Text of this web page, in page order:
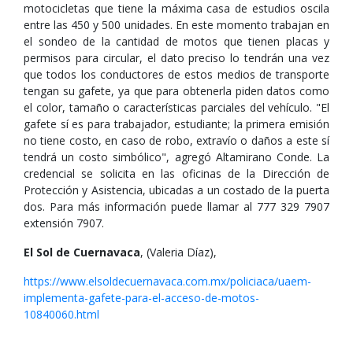
motocicletas que tiene la máxima casa de estudios oscila
entre las 450 y 500 unidades. En este momento trabajan en
el sondeo de la cantidad de motos que tienen placas y
permisos para circular, el dato preciso lo tendrán una vez
que todos los conductores de estos medios de transporte
tengan su gafete, ya que para obtenerla piden datos como
el color, tamaño o características parciales del vehículo. "El
gafete sí es para trabajador, estudiante; la primera emisión
no tiene costo, en caso de robo, extravío o daños a este sí
tendrá un costo simbólico", agregó Altamirano Conde. La
credencial se solicita en las oficinas de la Dirección de
Protección y Asistencia, ubicadas a un costado de la puerta
dos. Para más información puede llamar al 777 329 7907
extensión 7907.
El Sol de Cuernavaca, (Valeria Díaz),
https://www.elsoldecuernavaca.com.mx/policiaca/uaem-
implementa-gafete-para-el-acceso-de-motos-
10840060.html